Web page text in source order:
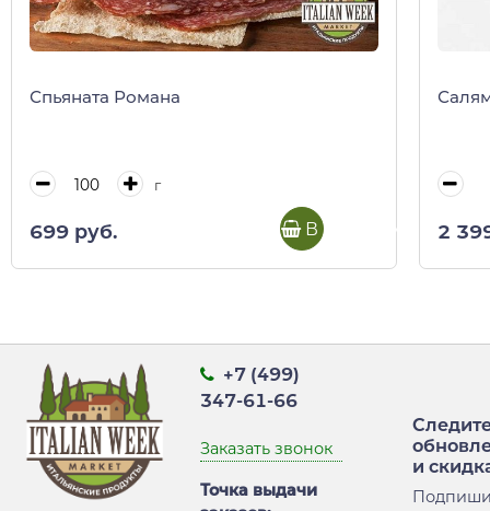
Спьяната Романа
г
699 руб. В корзину 2
+7 (499)
347-61-66
Заказать звонок
Точка выдачи
и